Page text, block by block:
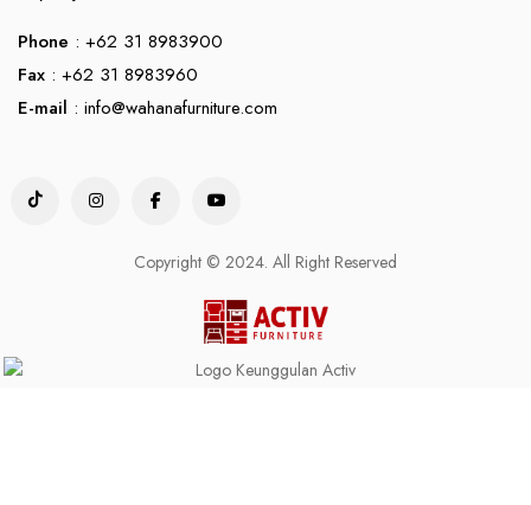
Phone : +62 31 8983900
Fax : +62 31 8983960
E-mail : info@wahanafurniture.com
Copyright © 2024. All Right Reserved